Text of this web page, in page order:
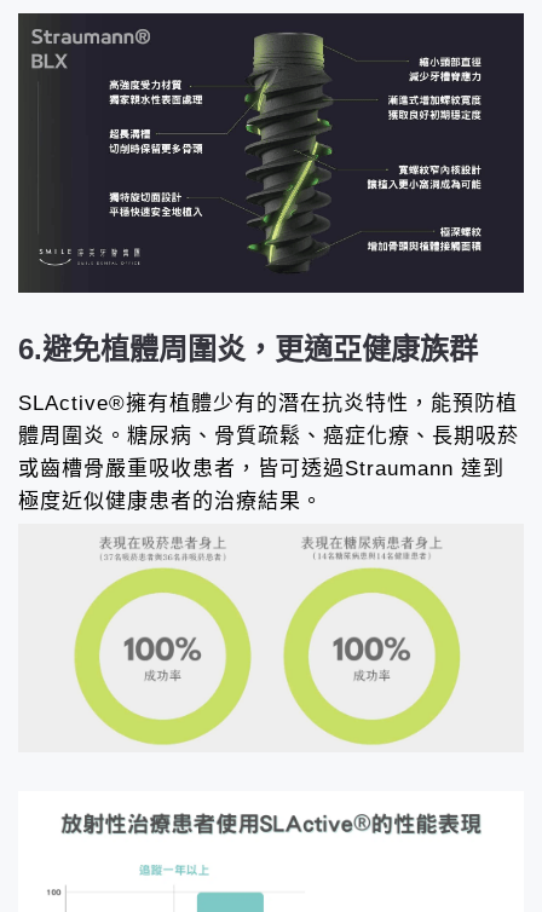
6.避免植體周圍炎，更適亞健康族群
SLActive®擁有植體少有的潛在抗炎特性，能預防植
體周圍炎。糖尿病、骨質疏鬆、癌症化療、長期吸菸
或齒槽骨嚴重吸收患者，皆可透過Straumann 達到
極度近似健康患者的治療結果。